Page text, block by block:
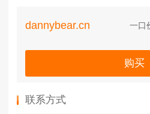
dannybear.cn 一口
购买
联系方式